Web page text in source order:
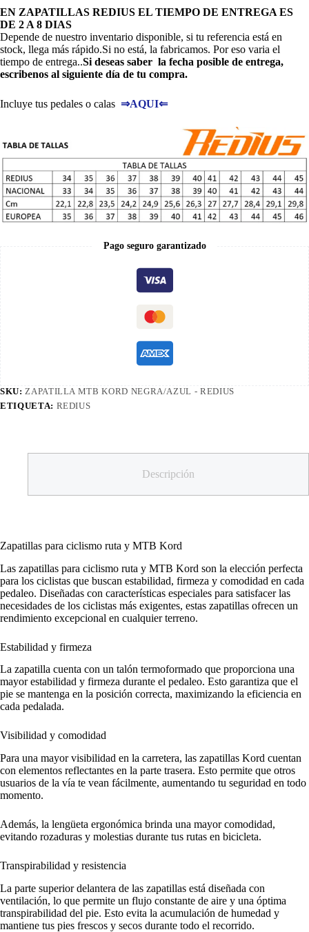
EN ZAPATILLAS REDIUS EL TIEMPO DE ENTREGA ES
DE 2 A 8 DIAS
Depende de nuestro inventario disponible, si tu referencia está en
stock, llega más rápido.Si no está, la fabricamos. Por eso varia el
tiempo de entrega..Si deseas saber la fecha posible de entrega,
escribenos al siguiente día de tu compra.
Incluye tus pedales o calas ⇒AQUI⇐
Pago seguro garantizado
SKU:ZAPATILLA MTB KORD NEGRA/AZUL - REDIUS
ETIQUETA: REDIUS
Descripción
Zapatillas para ciclismo ruta y MTB Kord
Las zapatillas para ciclismo ruta y MTB Kord son la elección perfecta
para los ciclistas que buscan estabilidad, firmeza y comodidad en cada
pedaleo. Diseñadas con características especiales para satisfacer las
necesidades de los ciclistas más exigentes, estas zapatillas ofrecen un
rendimiento excepcional en cualquier terreno.
Estabilidad y firmeza
La zapatilla cuenta con un talón termoformado que proporciona una
mayor estabilidad y firmeza durante el pedaleo. Esto garantiza que el
pie se mantenga en la posición correcta, maximizando la eficiencia en
cada pedalada.
Visibilidad y comodidad
Para una mayor visibilidad en la carretera, las zapatillas Kord cuentan
con elementos reflectantes en la parte trasera. Esto permite que otros
usuarios de la vía te vean fácilmente, aumentando tu seguridad en todo
momento.
Además, la lengüeta ergonómica brinda una mayor comodidad,
evitando rozaduras y molestias durante tus rutas en bicicleta.
Transpirabilidad y resistencia
La parte superior delantera de las zapatillas está diseñada con
ventilación, lo que permite un flujo constante de aire y una óptima
transpirabilidad del pie. Esto evita la acumulación de humedad y
mantiene tus pies frescos y secos durante todo el recorrido.